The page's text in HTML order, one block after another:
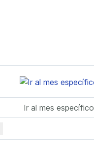
Ir al mes específico